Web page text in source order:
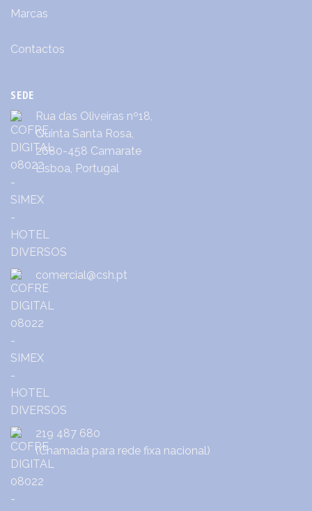
Marcas
Contactos
SEDE
Rua das Oliveiras nº18,
Quinta Santa Rosa,
2680-458 Camarate
Lisboa, Portugal
comercial@csh.pt
219 487 680
(Chamada para rede fixa nacional)